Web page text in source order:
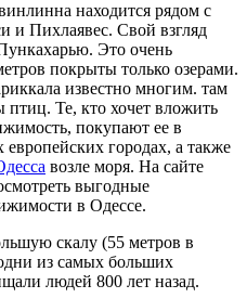
находится рядом с
и Пихлаявес. Свой взгляд
Это очень
покрыты только озерами.
известно многим. там
Те, кто хочет вложить
покупают ее в
городах, а также
возле моря. На сайте
выгодные
в Одессе.
скалу (55 метров в
из самых больших
людей 800 лет назад.